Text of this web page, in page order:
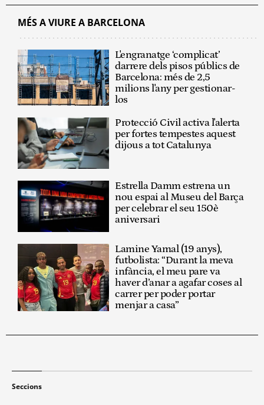
MÉS A VIURE A BARCELONA
L'engranatge ‘complicat’
darrere dels pisos públics de
Barcelona: més de 2,5
milions l'any per gestionar-
los
Protecció Civil activa l'alerta
per fortes tempestes aquest
dijous a tot Catalunya
Estrella Damm estrena un
nou espai al Museu del Barça
per celebrar el seu 150è
aniversari
Lamine Yamal (19 anys),
futbolista: “Durant la meva
infància, el meu pare va
haver d’anar a agafar coses al
carrer per poder portar
menjar a casa”
Seccions